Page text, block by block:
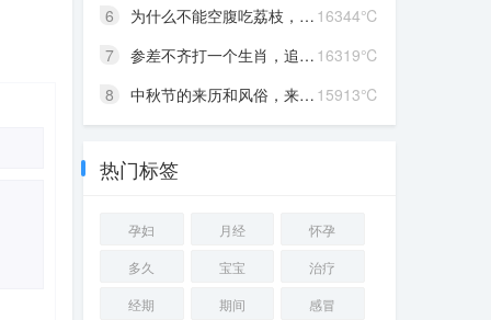
16344℃
6
为什么不能空腹吃荔枝，性...
16319℃
7
参差不齐打一个生肖，追求...
15913℃
8 中秋节的来历和风俗，来历...
热门标签
孕妇 月经
怀孕
多久
宝宝
治疗
经期
期间 感冒